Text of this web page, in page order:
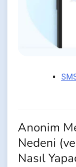
Anonim
Nedeni
Nasıl